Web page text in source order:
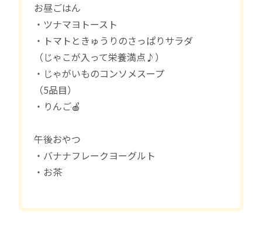
お昼ごはん
・ツナマヨトースト
・トマトときゅうりのさっぱりサラダ
（じゃこが入って栄養満点♪）
・じゃがいものコンソメスープ
（5品目）
・りんご🍎
午後おやつ
・バナナフレークヨーグルト
・お茶